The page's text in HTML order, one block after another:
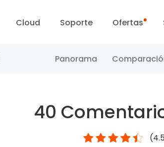
Cloud Soporte
Centro de Soporte
Blog
Ofertas
Ventas Flash
Panorama
40
(